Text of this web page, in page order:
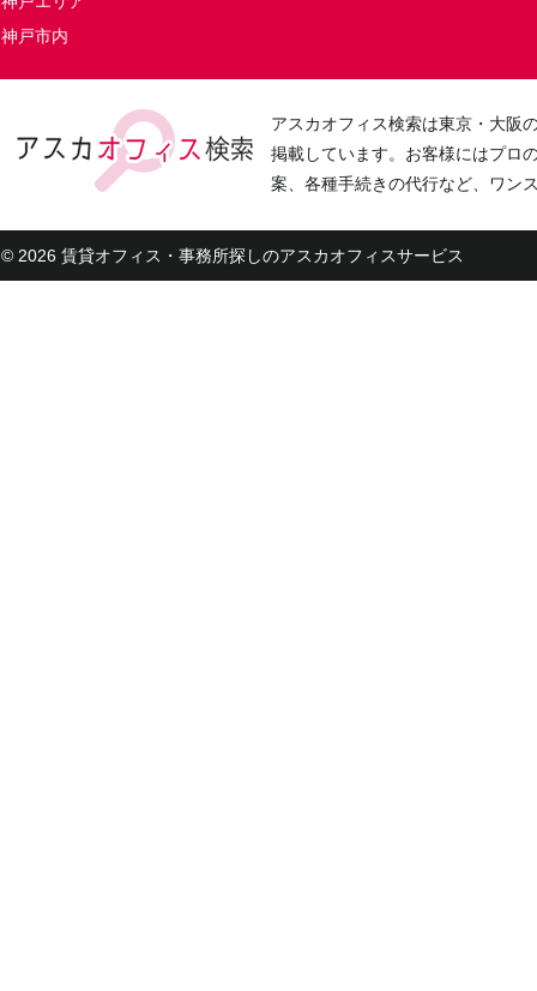
神戸市内
アスカオフィス検索は東京・大阪
掲載しています。お客様にはプロ
案、各種手続きの代行など、ワン
© 2026 賃貸オフィス・事務所探しのアスカオフィスサービス